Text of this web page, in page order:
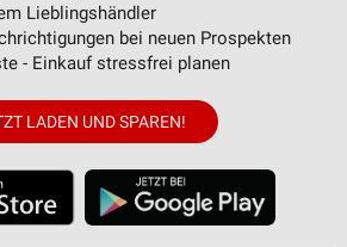
Lieblingshändler
bei neuen Prospekten
- Einkauf stressfrei planen
LADEN UND SPAREN!